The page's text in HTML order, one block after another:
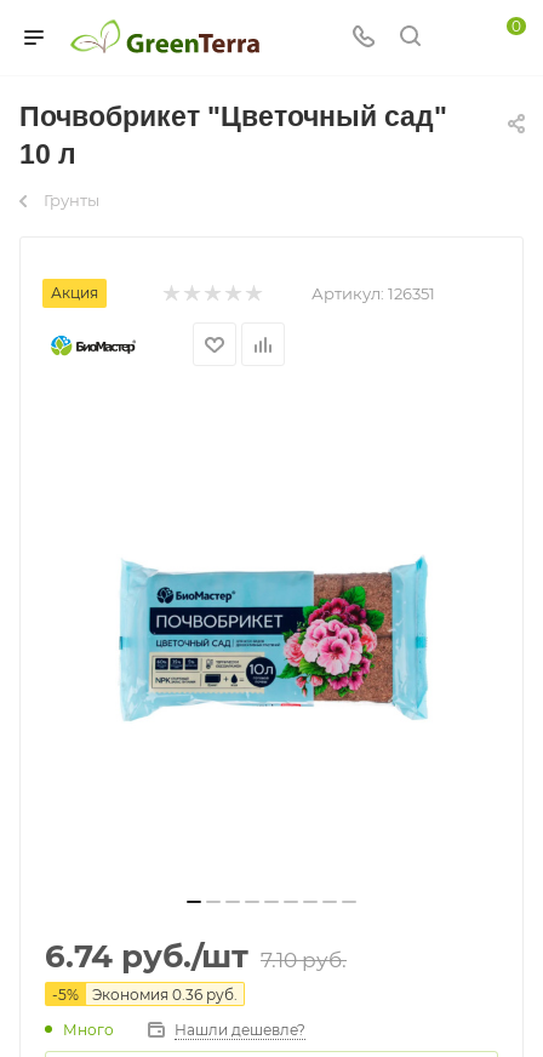
0
Почвобрикет "Цветочный сад"
10 л
Грунты
Акция Артикул: 126351
6.74 руб./шт 7.10руб.
-5% Экономия 0.36 руб.
Много
Нашли дешевле?